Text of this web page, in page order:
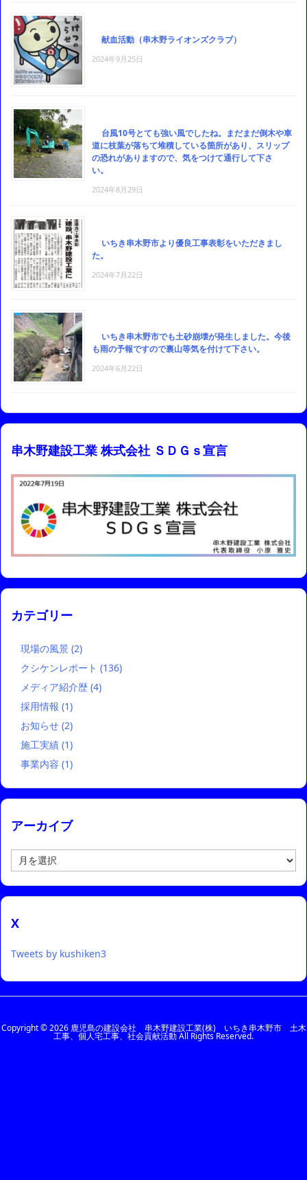
献血活動（串木野ライオンズクラブ）
2024年9月25日
台風10号とても強い風でしたね。まだまだ倒木や車
道に枝葉が落ちて堆積している箇所があり、スリップ
の恐れがありますので、気をつけて通行して下さ
い。
2024年8月29日
いちき串木野市より優良工事表彰をいただきまし
た。
2024年7月22日
いちき串木野市でも土砂崩壊が発生しました。今後
も雨の予報ですので裏山等気を付けて下さい。
2024年6月22日
串木野建設工業 株式会社 ＳＤＧｓ宣言
カテゴリー
現場の風景 (2)
クシケンレポート (136)
メディア紹介歴 (4)
採用情報 (1)
お知らせ (2)
施工実績 (1)
事業内容 (1)
アーカイブ
ー
カ
イ
X
Tweets by kushiken3
Copyright ©2026 鹿児島の建設会社 串木野建設工業(株) いちき串木野市 土木
工事、個人宅工事、社会貢献活動All Rights Reserved.